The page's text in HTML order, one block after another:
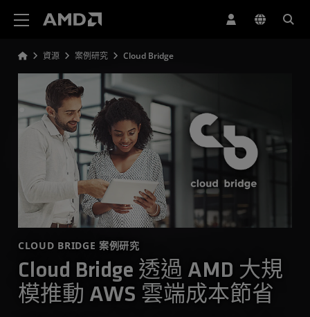
資源 案例研究 Cloud Bridge
CLOUD BRIDGE 案例研究
Cloud Bridge 透過 AMD 大規
模推動 AWS 雲端成本節省